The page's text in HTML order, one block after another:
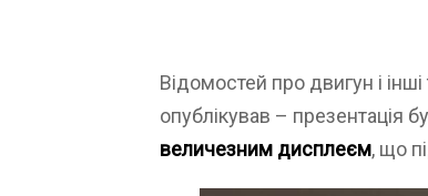
Відомостей про двигун і
опублікував – презентація
величезним дисплеєм, що